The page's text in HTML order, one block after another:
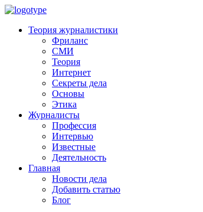
Теория журналистики
Фриланс
СМИ
Теория
Интернет
Секреты дела
Основы
Этика
Журналисты
Профессия
Интервью
Известные
Деятельность
Главная
Новости дела
Добавить статью
Блог